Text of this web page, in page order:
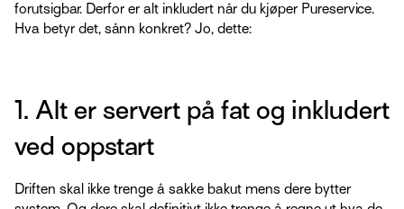
forutsigbar. Derfor er alt inkludert når du kjøper Pureservice.
Hva betyr det, sånn konkret? Jo, dette:
1. Alt er servert på fat og inkludert
ved oppstart
Driften skal ikke trenge å sakke bakut mens dere bytter